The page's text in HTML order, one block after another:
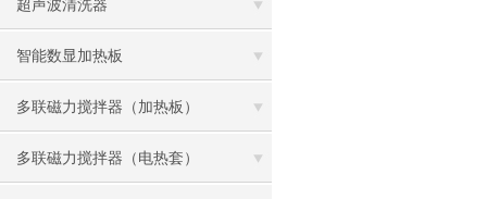
超声波清洗器
智能数显加热板
多联磁力搅拌器（加热板）
多联磁力搅拌器（电热套）